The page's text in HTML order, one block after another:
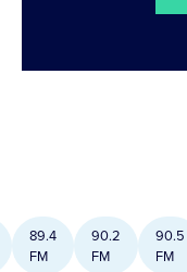
89.4
FM
90.2
FM
90.5
FM